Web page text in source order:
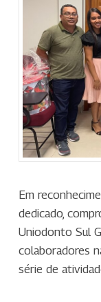
Em
dedicado,
Uniodonto Sul
colaboradores
série de